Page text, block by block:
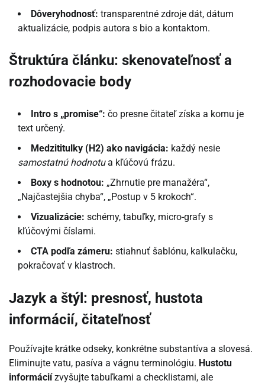
Dôveryhodnosť: transparentné zdroje dát, dátum
aktualizácie, podpis autora s bio a kontaktom.
Štruktúra článku: skenovateľnosť a
rozhodovacie body
Intro s „promise“: čo presne čitateľ získa a komu je
text určený.
Medzititulky (H2) ako navigácia: každý nesie
samostatnú hodnotua kľúčovú frázu.
Boxy s hodnotou: „Zhrnutie pre manažéra“,
„Najčastejšia chyba“, „Postup v 5 krokoch“.
Vizualizácie: schémy, tabuľky, micro-grafy s
kľúčovými číslami.
CTA podľa zámeru: stiahnuť šablónu, kalkulačku,
pokračovať v klastroch.
Jazyk a štýl: presnosť, hustota
informácií, čitateľnosť
Používajte krátke odseky, konkrétne substantíva a slovesá.
Eliminujte vatu, pasíva a vágnu terminológiu. Hustotu
informáciízvyšujte tabuľkami a checklistami, ale